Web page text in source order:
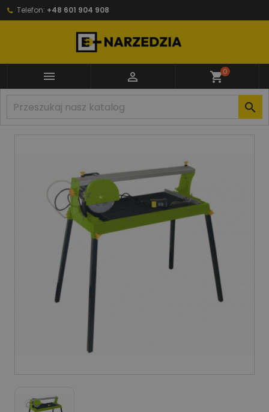
Telefon: +48 601 904 908
  shopping_cart0
